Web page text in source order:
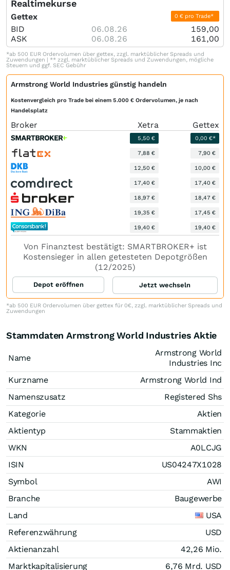
Realtimekurse
Gettex 0 € pro Trade*
BID 06.08.26
159,00
ASK
06.08.26 161,00
*ab 500 EUR Ordervolumen über gettex, zzgl. marktüblicher Spreads und
Zuwendungen | ** zzgl. marktüblicher Spreads und Zuwendungen, mögliche
Steuern und ggf. SEC Gebühr
Armstrong World Industries günstig handeln
Kostenvergleich pro Trade bei einem 5.000 € Ordervolumen, je nach
Handelsplatz
Broker Xetra Gettex
5,50 € 0,00 €*
7,88 € 7,90 €
12,50 € 10,00 €
17,40 € 17,40 €
18,97 € 18,47 €
19,35 € 17,45 €
19,40 € 19,40 €
Von Finanztest bestätigt: SMARTBROKER+ ist
Kostensieger in allen getesteten Depotgrößen
(12/2025)
Depot eröffnen Jetzt wechseln
*ab 500 EUR Ordervolumen über gettex für 0€, zzgl. marktüblicher Spreads und
Zuwendungen
Stammdaten Armstrong World Industries Aktie
Name
Armstrong World
Industries Inc
Kurzname
Armstrong World Ind
Namenszusatz
Registered Shs
Kategorie
Aktien
Aktientyp
Stammaktien
WKN
A0LCJG
ISIN
US04247X1028
Symbol
AWI
Branche
Baugewerbe
Land
USA
Referenzwährung
USD
Aktienanzahl
42,26 Mio.
Marktkapitalisierung
6,76 Mrd. USD